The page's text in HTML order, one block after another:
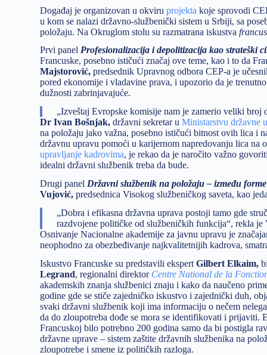
Događaj je organizovan u okviruprojektakoje sprovodi
u kom se nalazi državno-službenički sistem u Srbiji, sa
položaju. Na Okruglom stolu su razmatrana iskustva
Prvi panel Profesionalizacija i depolitizacija kao strateški
Francuske, posebno ističući značaj ove teme, kao i to da
Majstorović,predsednik Upravnog odbora CEP-a je
pored ekonomije i vladavine prava, i upozorio da je
dužnosti zabrinjavajuće.
„Izveštaj Evropske komisije nam je zamerio veliki
Dr Ivan Bošnjak,državni sekretar uMinistarstvu državne
na položaju jako važna, posebno ističući bitnost ovih lica i
državnu upravu pomoći u karijernom napredovanju lica
upravljanje kadrovima, je rekao da je naročito važno
idealni državni službenik treba da bude.
Drugi panel Državni službenik na položaju – između
Vujović,predsednica Visokog službeničkog saveta, kao
„Dobra i efikasna državna uprava postoji tamo gde
razdvojene političke od službeničkih funkcija“, rekla je
Osnivanje Nacionalne akademije za javnu upravu je
neophodno za obezbeđivanje najkvalitetnijih kadrova,
Iskustvo Francuske su predstavili ekspertGilbert Elkaim,
Legrand, regionalni direktor Centre National de la
akademskih znanja službenici znaju i kako da naučeno
godine gde se stiče zajedničko iskustvo i zajednički duh,
svaki državni službenik koji ima informaciju o nečem
da do zloupotreba dođe se mora se identifikovati i prijaviti.
Francuskoj bilo potrebno 200 godina samo da bi postigla
državne uprave – sistem zaštite državnih službenika na
zloupotrebe i smene iz političkih razloga.